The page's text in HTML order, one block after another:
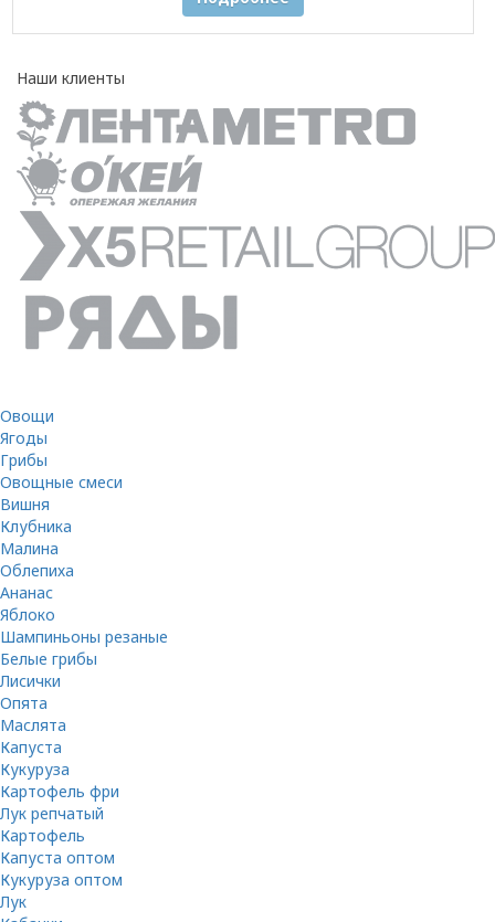
Наши клиенты
Овощи
Ягоды
Грибы
Овощные смеси
Вишня
Клубника
Малина
Облепиха
Ананас
Яблоко
Шампиньоны резаные
Белые грибы
Лисички
Опята
Маслята
Капуста
Кукуруза
Картофель фри
Лук репчатый
Картофель
Капуста оптом
Кукуруза оптом
Лук